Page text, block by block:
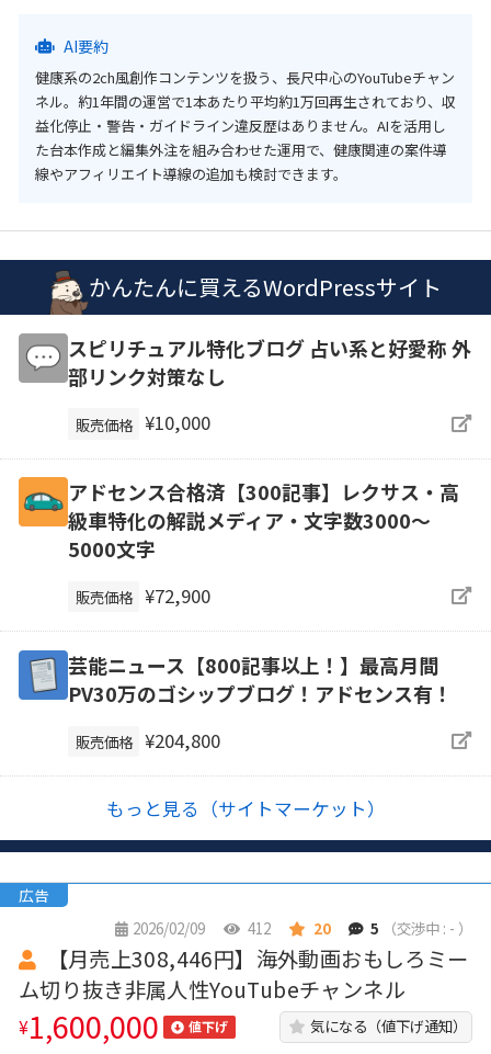
AI要約
健康系の2ch風創作コンテンツを扱う、長尺中心のYouTubeチャン
ネル。約1年間の運営で1本あたり平均約1万回再生されており、収
益化停止・警告・ガイドライン違反歴はありません。AIを活用し
た台本作成と編集外注を組み合わせた運用で、健康関連の案件導
線やアフィリエイト導線の追加も検討できます。
かんたんに買えるWordPressサイト
スピリチュアル特化ブログ 占い系と好愛称 外
部リンク対策なし
販売価格 ¥10,000
アドセンス合格済【300記事】レクサス・高
級車特化の解説メディア・文字数3000～
5000文字
販売価格 ¥72,900
芸能ニュース【800記事以上！】最高月間
PV30万のゴシップブログ！アドセンス有！
販売価格 ¥204,800
もっと見る（サイトマーケット）
広告
2026/02/09
412 20 5 （交渉中 : - ）
【月売上308,446円】海外動画おもしろミー
ム切り抜き非属人性YouTubeチャンネル
¥1,600,000 値下げ 気になる（値下げ通知）